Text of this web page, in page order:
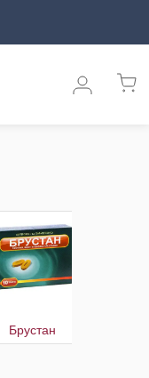
Брустан